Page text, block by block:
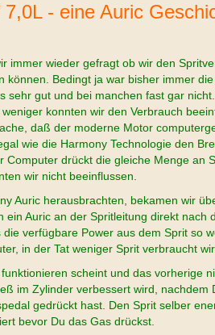
- eine Auric
immer wieder gefragt ob wir den
können. Bedingt ja war bisher immer
sehr gut und bei manchen fast gar
konnten wir den Verbrauch
daß der moderne Motor
wie die Harmony Technologie den
Computer drückt die gleiche Menge an
wir nicht beeinflussen.
Auric herausbrachten, bekamen wir
ein Auric an der Spritleitung direkt nach
verfügbare Power aus dem Sprit so
in der Tat weniger Sprit verbraucht
scheint und das vorherige
im Zylinder verbessert wird, nachdem
gedrückt hast. Den Sprit selber
bevor Du das Gas drückst.